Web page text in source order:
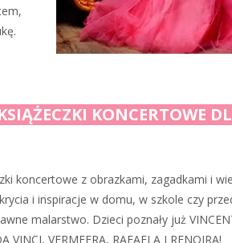
KONCERTOWE
koncertowe z obrazkami, zagadkami i
i inspiracje w domu, w szkole czy
malarstwo. Dzieci poznały już
VINCI, VERMEERA, RAFAELA I RENOIRA!